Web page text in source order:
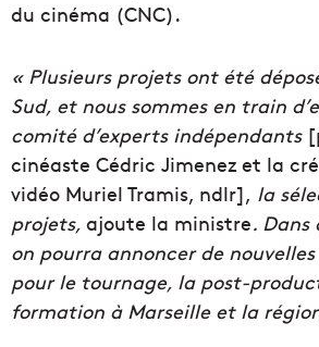
du cinéma (CNC).
« Plusieurs projets ont été
Sud, et nous sommes en train
comité d’experts indépendants
cinéaste Cédric Jimenez et la
vidéo Muriel Tramis, ndlr], la
projets, ajoute la ministre. Dans
on pourra annoncer de
pour le tournage, la post-
formation à Marseille et la